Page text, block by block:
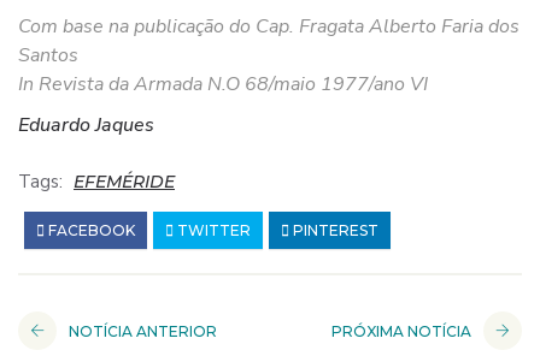
Com base na publicação do Cap. Fragata Alberto Faria dos
Santos
In Revista da Armada N.O 68/maio 1977/ano VI
Eduardo Jaques
Tags: EFEMÉRIDE
FACEBOOK TWITTER PINTEREST
NOTÍCIA ANTERIOR PRÓXIMA NOTÍCIA